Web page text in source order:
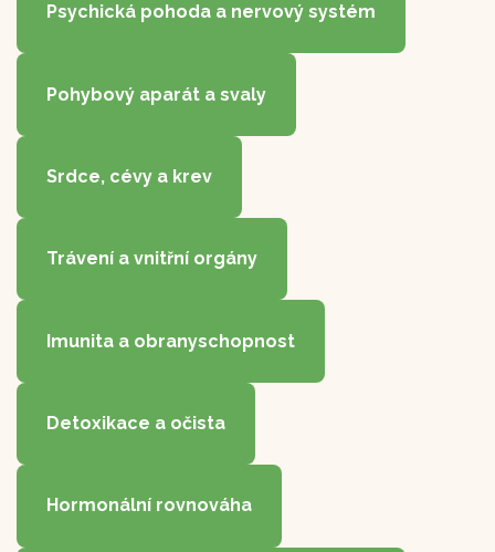
Psychická pohoda a nervový systém
Pohybový aparát a svaly
Srdce, cévy a krev
Trávení a vnitřní orgány
Imunita a obranyschopnost
Detoxikace a očista
Hormonální rovnováha